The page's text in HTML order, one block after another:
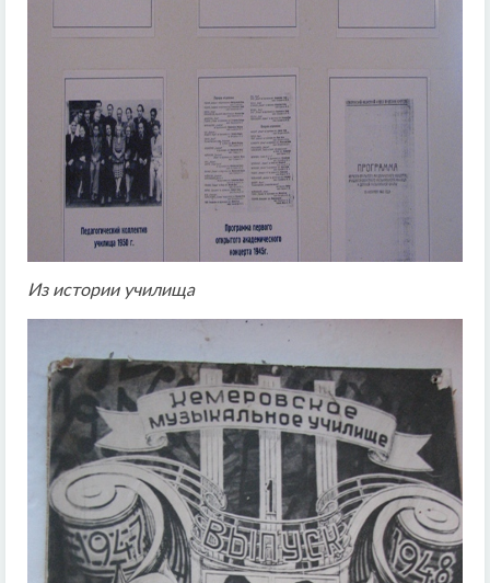
Из истории училища